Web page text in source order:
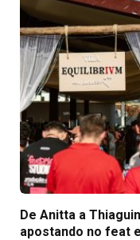
De Anitta a
apostando no feat